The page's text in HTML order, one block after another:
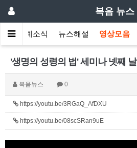
복음 뉴스
교계소식 뉴스해설 영상모음
'생명의 성령의 법' 세미나 넷째 날
복음뉴스 0
https://youtu.be/3RGaQ_AfDXU
https://youtu.be/08scSRan9uE